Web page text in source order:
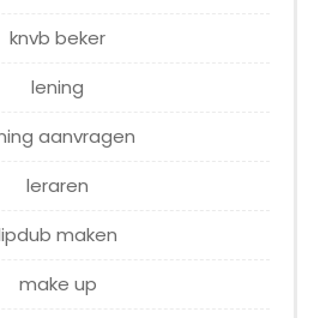
knvb beker
lening
aanvragen
leraren
maken
make up